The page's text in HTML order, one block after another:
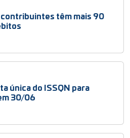
têm mais 90
única do ISSQN para
30/06